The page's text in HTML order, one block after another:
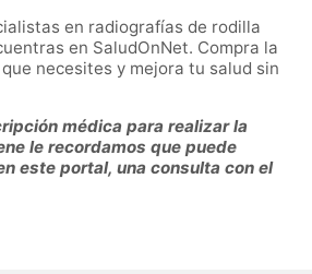
en radiografías de rodilla
en SaludOnNet. Compra la
necesites y mejora tu salud sin
médica para realizar la
le recordamos que puede
este portal, una consulta con el